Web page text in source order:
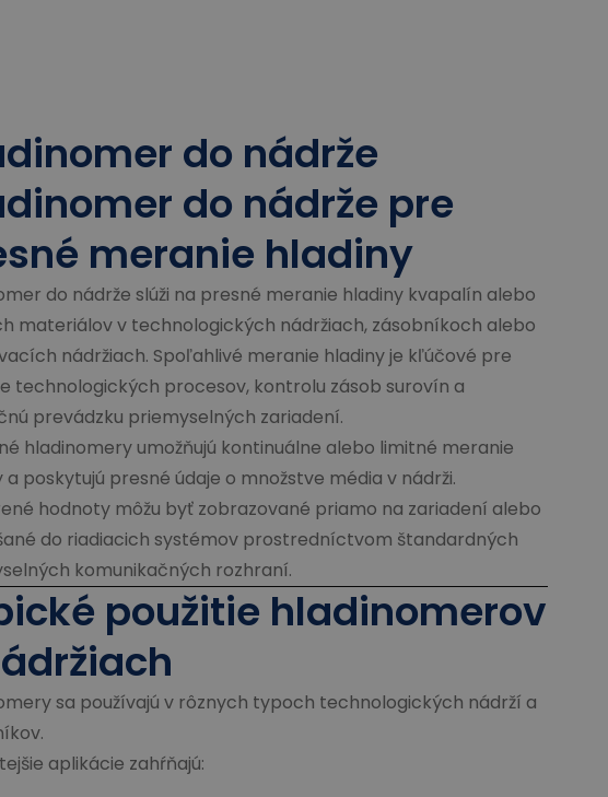
do nádrže
do nádrže pre
meranie hladiny
do nádrže slúži na presné meranie hladiny kvapalín alebo
materiálov v technologických nádržiach, zásobníkoch alebo
nádržiach. Spoľahlivé meranie hladiny je kľúčové pre
technologických procesov, kontrolu zásob surovín a
prevádzku priemyselných zariadení.
hladinomery umožňujú kontinuálne alebo limitné meranie
a poskytujú presné údaje o množstve média v nádrži.
hodnoty môžu byť zobrazované priamo na zariadení alebo
do riadiacich systémov prostredníctvom štandardných
komunikačných rozhraní.
použitie hladinomerov
sa používajú v rôznych typoch technologických nádrží a
aplikácie zahŕňajú: